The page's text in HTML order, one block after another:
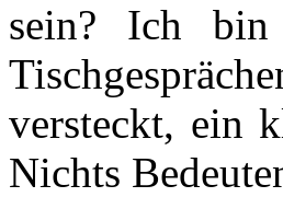
sein? Ich bin
versteckt, ein
Nichts